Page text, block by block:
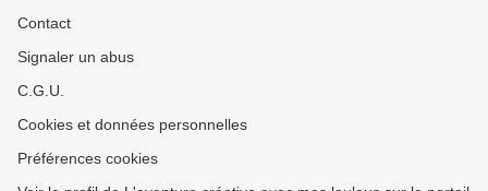
Contact
Signaler un abus
C.G.U.
Cookies et données personnelles
Préférences cookies